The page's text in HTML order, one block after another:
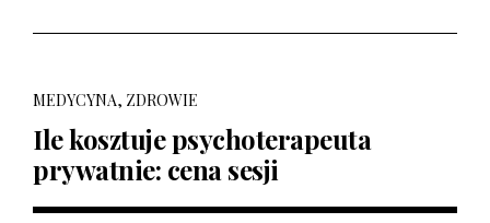
MEDYCYNA, ZDROWIE
Ile kosztuje psychoterapeuta
prywatnie: cena sesji